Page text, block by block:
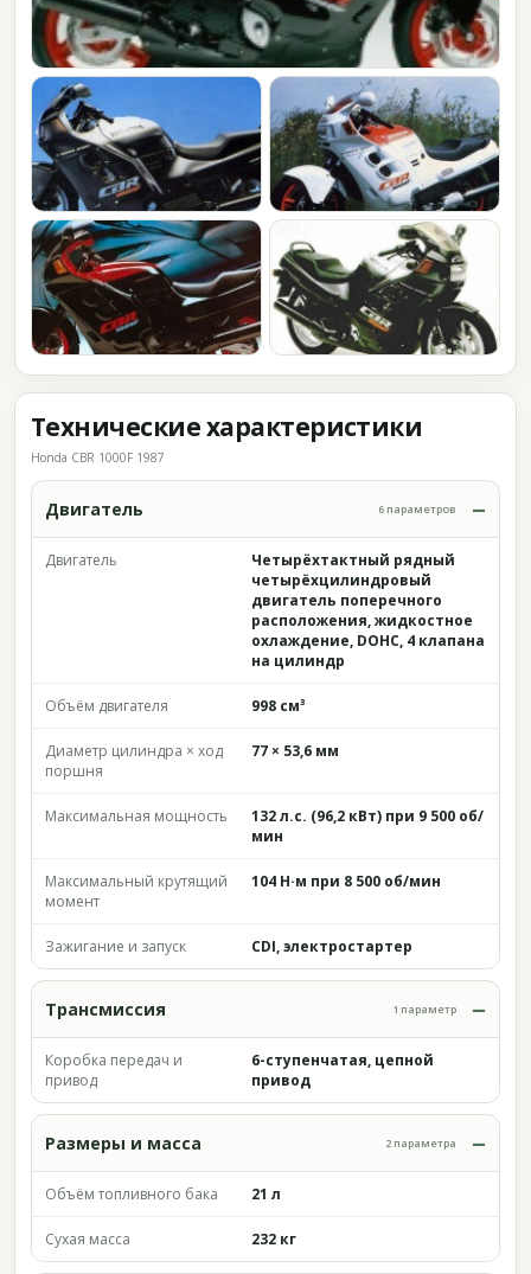
Технические характеристики
Honda CBR 1000F 1987
Двигатель 6 параметров
Двигатель
Четырёхтактный рядный
четырёхцилиндровый
двигатель поперечного
расположения, жидкостное
охлаждение, DOHC, 4 клапана
на цилиндр
Объём двигателя 998 см³
Диаметр цилиндра × ход
поршня
77 × 53,6 мм
Максимальная мощность
132 л.с. (96,2 кВт) при 9 500 об/
мин
Максимальный крутящий
момент
104 Н·м при 8 500 об/мин
Зажигание и запуск CDI, электростартер
Трансмиссия 1 параметр
Коробка передач и
привод
6-ступенчатая, цепной
привод
Размеры и масса 2 параметра
Объём топливного бака 21 л
Сухая масса 232 кг